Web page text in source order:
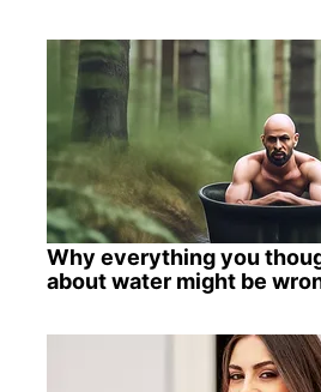
Why everything you
about water might be